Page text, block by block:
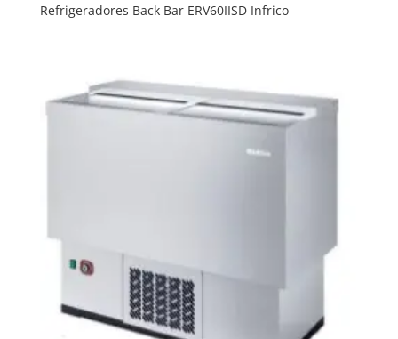
Refrigeradores Back Bar ERV60IISD Infrico